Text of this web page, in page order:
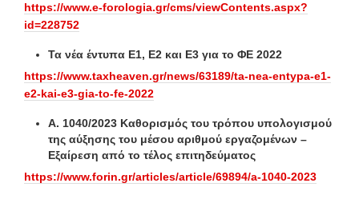
https://www.e-forologia.gr/cms/viewContents.aspx?
id=228752
Τα νέα έντυπα Ε1, Ε2 και Ε3 για το ΦΕ 2022
https://www.taxheaven.gr/news/63189/ta-nea-entypa-e1-
e2-kai-e3-gia-to-fe-2022
Α. 1040/2023 Καθορισμός του τρόπου υπολογισμού
της αύξησης του μέσου αριθμού εργαζομένων –
Εξαίρεση από το τέλος επιτηδεύματος
https://www.forin.gr/articles/article/69894/a-1040-2023